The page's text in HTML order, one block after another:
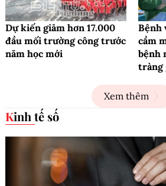
Dự kiến giảm hơn 17.000
đầu mối trường công trước
năm học mới
Bệnh
cầm
bệnh
tràng
Xem thêm
Kinh tế số